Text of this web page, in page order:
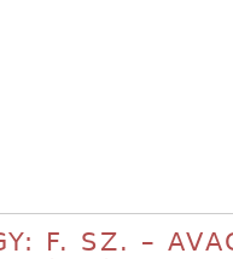
F. SZ. –